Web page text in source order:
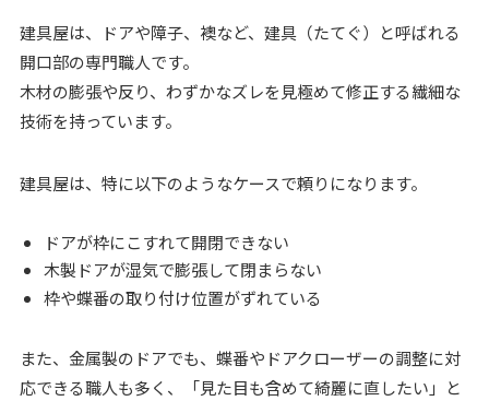
建具屋は、ドアや障子、襖など、建具（たてぐ）と呼ばれる
開口部の専門職人です。
木材の膨張や反り、わずかなズレを見極めて修正する繊細な
技術を持っています。
建具屋は、特に以下のようなケースで頼りになります。
ドアが枠にこすれて開閉できない
木製ドアが湿気で膨張して閉まらない
枠や蝶番の取り付け位置がずれている
また、金属製のドアでも、蝶番やドアクローザーの調整に対
応できる職人も多く、「見た目も含めて綺麗に直したい」と